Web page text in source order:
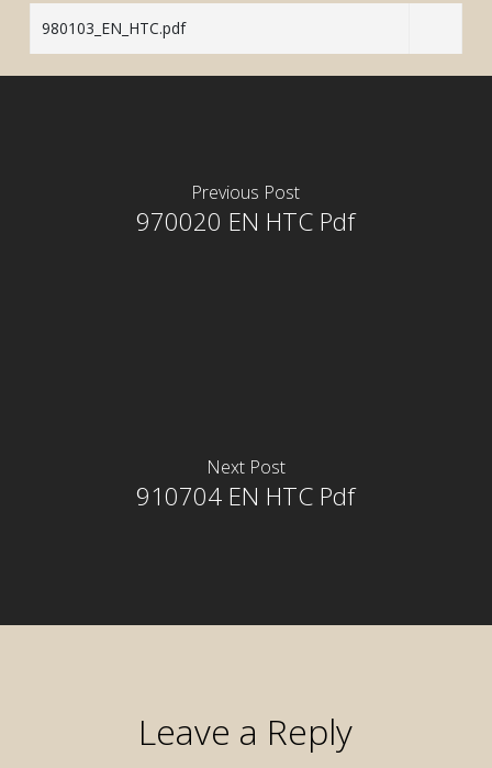
980103_EN_HTC.pdf
Previous Post
970020 EN HTC Pdf
Next Post
910704 EN HTC Pdf
Leave a Reply